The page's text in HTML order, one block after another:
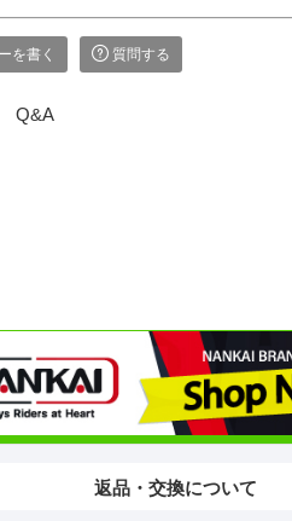
を書く 質問する
Q&A
返品・交換について